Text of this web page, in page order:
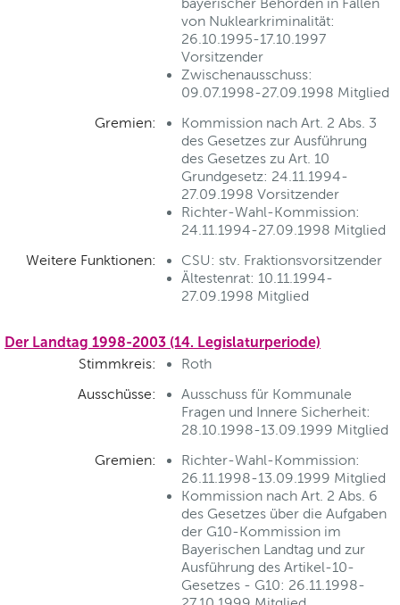
bayerischer Behörden in Fällen
von Nuklearkriminalität:
26.10.1995-17.10.1997
Vorsitzender
Zwischenausschuss:
09.07.1998-27.09.1998 Mitglied
Gremien:
Kommission nach Art. 2 Abs. 3
des Gesetzes zur Ausführung
des Gesetzes zu Art. 10
Grundgesetz: 24.11.1994-
27.09.1998 Vorsitzender
Richter-Wahl-Kommission:
24.11.1994-27.09.1998 Mitglied
Weitere Funktionen:
CSU: stv. Fraktionsvorsitzender
Ältestenrat: 10.11.1994-
27.09.1998 Mitglied
Der Landtag 1998-2003 (14. Legislaturperiode)
Stimmkreis:
Roth
Ausschüsse:
Ausschuss für Kommunale
Fragen und Innere Sicherheit:
28.10.1998-13.09.1999 Mitglied
Gremien:
Richter-Wahl-Kommission:
26.11.1998-13.09.1999 Mitglied
Kommission nach Art. 2 Abs. 6
des Gesetzes über die Aufgaben
der G10-Kommission im
Bayerischen Landtag und zur
Ausführung des Artikel-10-
Gesetzes - G10: 26.11.1998-